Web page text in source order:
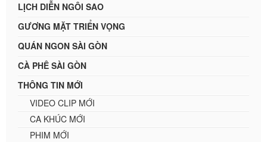
LỊCH DIỄN NGÔI SAO
GƯƠNG MẶT TRIỂN VỌNG
QUÁN NGON SÀI GÒN
CÀ PHÊ SÀI GÒN
THÔNG TIN MỚI
VIDEO CLIP MỚI
CA KHÚC MỚI
PHIM MỚI